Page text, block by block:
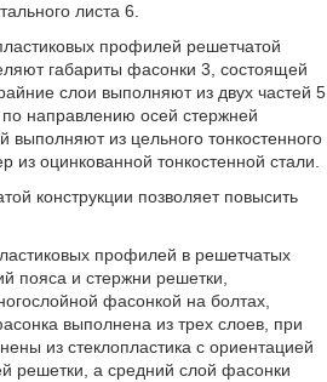
листа 6.
профилей решетчатой
габариты фасонки 3, состоящей
слои выполняют из двух частей 5
направлению осей стержней
выполняют из цельного тонкостенного
из оцинкованной тонкостенной стали.
конструкции позволяет повысить
профилей в решетчатых
пояса и стержни решетки,
фасонкой на болтах,
выполнена из трех слоев, при
из стеклопластика с ориентацией
решетки, а средний слой фасонки